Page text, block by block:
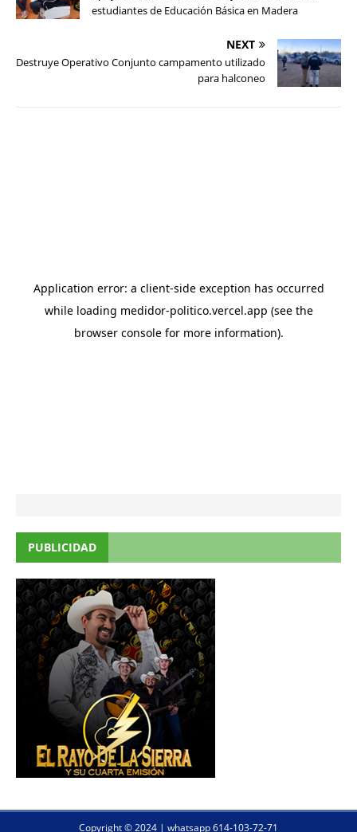
estudiantes de Educación Básica en Madera
NEXT
Destruye Operativo Conjunto campamento utilizado
para halconeo
PUBLICIDAD
Copyright © 2024 | whatsapp 614-103-72-71